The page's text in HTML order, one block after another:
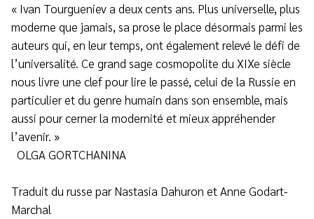
« Ivan Tourgueniev a deux cents ans. Plus universelle, plus
moderne que jamais, sa prose le place désormais parmi les
auteurs qui, en leur temps, ont également relevé le défi de
l’universalité. Ce grand sage cosmopolite du XIXe siècle
nous livre une clef pour lire le passé, celui de la Russie en
particulier et du genre humain dans son ensemble, mais
aussi pour cerner la modernité et mieux appréhender
l’avenir. »
OLGA GORTCHANINA
Traduit du russe par Nastasia Dahuron et Anne Godart-
Marchal